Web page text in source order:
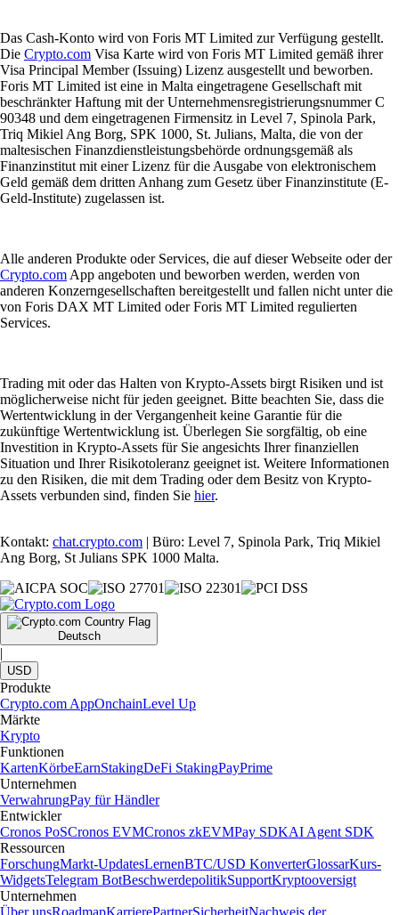
Das Cash-Konto wird von Foris MT Limited zur Verfügung gestellt.
Die Crypto.com Visa Karte wird von Foris MT Limited gemäß ihrer
Visa Principal Member (Issuing) Lizenz ausgestellt und beworben.
Foris MT Limited ist eine in Malta eingetragene Gesellschaft mit
beschränkter Haftung mit der Unternehmensregistrierungsnummer C
90348 und dem eingetragenen Firmensitz in Level 7, Spinola Park,
Triq Mikiel Ang Borg, SPK 1000, St. Julians, Malta, die von der
maltesischen Finanzdienstleistungsbehörde ordnungsgemäß als
Finanzinstitut mit einer Lizenz für die Ausgabe von elektronischem
Geld gemäß dem dritten Anhang zum Gesetz über Finanzinstitute (E-
Geld-Institute) zugelassen ist.
Alle anderen Produkte oder Services, die auf dieser Webseite oder der
Crypto.com App angeboten und beworben werden, werden von
anderen Konzerngesellschaften bereitgestellt und fallen nicht unter die
von Foris DAX MT Limited oder Foris MT Limited regulierten
Services.
Trading mit oder das Halten von Krypto-Assets birgt Risiken und ist
möglicherweise nicht für jeden geeignet. Bitte beachten Sie, dass die
Wertentwicklung in der Vergangenheit keine Garantie für die
zukünftige Wertentwicklung ist. Überlegen Sie sorgfältig, ob eine
Investition in Krypto-Assets für Sie angesichts Ihrer finanziellen
Situation und Ihrer Risikotoleranz geeignet ist. Weitere Informationen
zu den Risiken, die mit dem Trading oder dem Besitz von Krypto-
Assets verbunden sind, finden Sie hier.
Kontakt: chat.crypto.com | Büro: Level 7, Spinola Park, Triq Mikiel
Ang Borg, St Julians SPK 1000 Malta.
Deutsch
|
USD
Produkte
Crypto.com AppOnchainLevel Up
Märkte
Krypto
Funktionen
KartenKörbeEarnStakingDeFi StakingPayPrime
Unternehmen
VerwahrungPay für Händler
Entwickler
Cronos PoSCronos EVMCronos zkEVMPay SDKAI Agent SDK
Ressourcen
ForschungMarkt-UpdatesLernenBTC/USD KonverterGlossarKurs-
WidgetsTelegram BotBeschwerdepolitikSupportKryptooversigt
Unternehmen
Über unsRoadmapKarrierePartnerSicherheitNachweis der